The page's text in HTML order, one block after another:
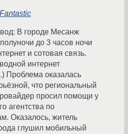
В городе Месанж
до 3 часов ночи
и сотовая связь.
интернет
Проблема оказалась
что региональный
просил помощи у
агентства по
Оказалось, житель
глушил мобильный